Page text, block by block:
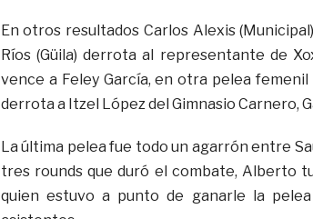
En otros resultados Carlos Alexis
Ríos (Güila) derrota al representante de
vence a Feley García, en otra pelea femenil
derrota a Itzel López del Gimnasio Carnero,
La última pelea fue todo un agarrón entre
tres rounds que duró el combate, Alberto
quien estuvo a punto de ganarle la